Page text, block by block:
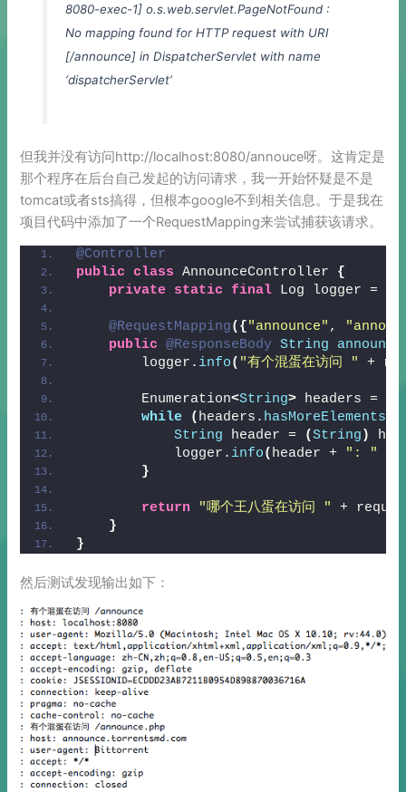
8080-exec-1] o.s.web.servlet.PageNotFound :
No mapping found for HTTP request with URI
[/announce] in DispatcherServlet with name
‘dispatcherServlet’
但我并没有访问http://localhost:8080/annouce呀。这肯定是
那个程序在后台自己发起的访问请求，我一开始怀疑是不是
tomcat或者sts搞得，但根本google不到相关信息。于是我在
项目代码中添加了一个RequestMapping来尝试捕获该请求。
@Controller
public
class AnnounceController {
private static final Log logger =
@RequestMapping({"announce" ,
public
@ResponseBody String announce
        logger.
info( "有个混蛋在访问 " +
        Enumeration
<String> headers =
while
( headers. hasMoreElements
String header = (String )
            logger.
info( header + ": "
}
return "哪个王八蛋在访问 "
+
}
}
然后测试发现输出如下：